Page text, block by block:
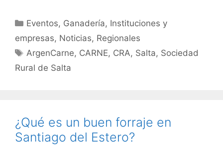
Categorías
Eventos, Ganadería, Instituciones y
empresas, Noticias, Regionales
Etiquetas
ArgenCarne, CARNE, CRA, Salta, Sociedad
Rural de Salta
¿Qué es un buen forraje en
Santiago del Estero?